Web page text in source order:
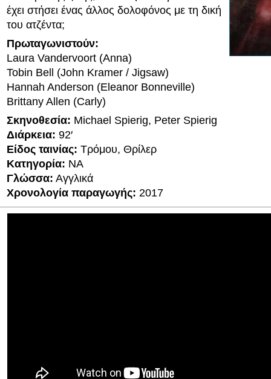
έχει στήσει ένας άλλος δολοφόνος με τη δική
του ατζέντα;
Πρωταγωνιστούν:
Laura Vandervoort (Anna)
Tobin Bell (John Kramer / Jigsaw)
Hannah Anderson (Eleanor Bonneville)
Brittany Allen (Carly)
Σκηνοθεσία: Michael Spierig, Peter Spierig
Διάρκεια: 92′
Είδος ταινίας: Τρόμου, Θρίλερ
Κατηγορία: ΝΑ
Γλώσσα: Αγγλικά
Χρονολογία παραγωγής: 2017